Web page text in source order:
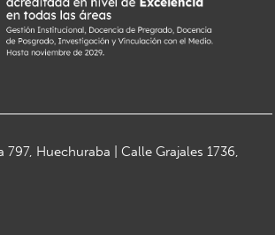
797, Huechuraba | Calle Grajales 1736,